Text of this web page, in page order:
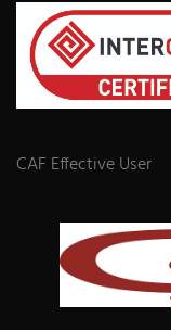
CAF Effective User